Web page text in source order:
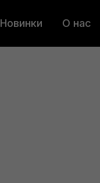
Новинки О нас